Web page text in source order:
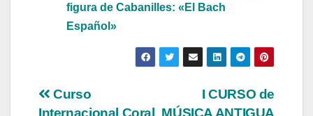
figura de Cabanilles: «El Bach
Español»
Navegación
I CURSO de
Curso